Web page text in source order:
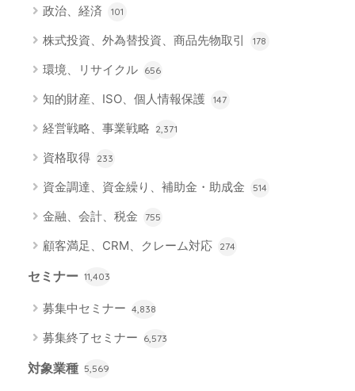
政治、経済 101
株式投資、外為替投資、商品先物取引 178
環境、リサイクル 656
知的財産、ISO、個人情報保護 147
経営戦略、事業戦略 2,371
資格取得 233
資金調達、資金繰り、補助金・助成金 514
金融、会計、税金 755
顧客満足、CRM、クレーム対応 274
セミナー 11,403
募集中セミナー 4,838
募集終了セミナー 6,573
対象業種 5,569